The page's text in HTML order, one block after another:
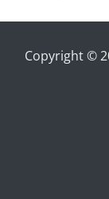
Copyright ©